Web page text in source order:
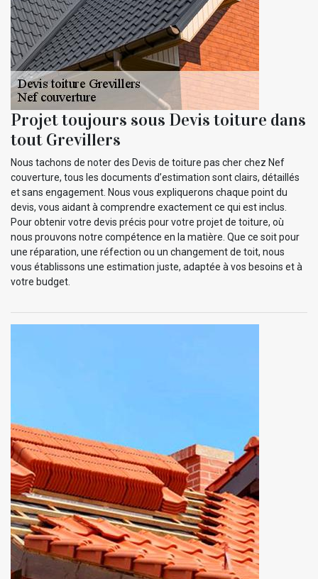
Projet toujours sous Devis toiture dans
tout Grevillers
Nous tachons de noter des Devis de toiture pas cher chez Nef
couverture, tous les documents d’estimation sont clairs, détaillés
et sans engagement. Nous vous expliquerons chaque point du
devis, vous aidant à comprendre exactement ce qui est inclus.
Pour obtenir votre devis précis pour votre projet de toiture, où
nous prouvons notre compétence en la matière. Que ce soit pour
une réparation, une réfection ou un changement de toit, nous
vous établissons une estimation juste, adaptée à vos besoins et à
votre budget.